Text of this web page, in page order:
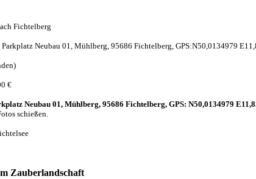
Fichtelberg
Neubau 01, Mühlberg, 95686 Fichtelberg, GPS:N50,0134979
€
Neubau 01, Mühlberg, 95686 Fichtelberg, GPS: N50,0134979
schießen.
Zauberlandschaft